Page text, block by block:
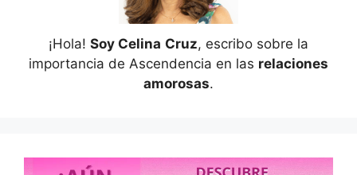
¡Hola! Soy Celina Cruz, escribo sobre la
importancia de Ascendencia en las relaciones
amorosas.